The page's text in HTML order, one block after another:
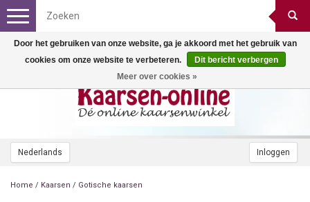
Nederlands Inloggen
Toggle
navigation
Home / Kaarsen / Gotische kaarsen
Door het gebruiken van onze website, ga je akkoord met het gebruik van
cookies om onze website te verbeteren.
Dit bericht verbergen
Meer over cookies »